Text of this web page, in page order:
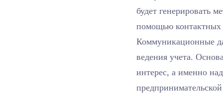
будет генерировать
помощью
Коммуникационные
ведения учета.
интерес, а именно